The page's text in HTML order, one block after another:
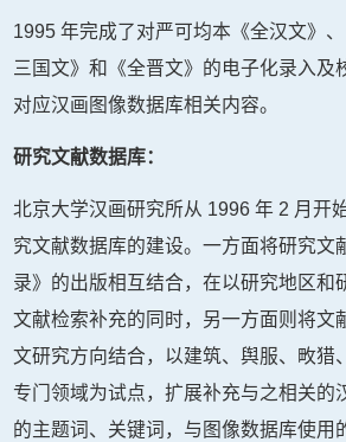
1995 年完成了对严可均本《全汉文》
三国文》和《全晋文》的电子化录入及
对应汉画图像数据库相关内容。
研究文献数据库：
北京大学汉画研究所从 1996 年 2 月开
究文献数据库的建设。一方面将研究文
录》的出版相互结合，在以研究地区和
文献检索补充的同时，另一方面则将文
文研究方向结合，以建筑、舆服、畋猎
专门领域为试点，扩展补充与之相关的
的主题词、关键词，与图像数据库使用